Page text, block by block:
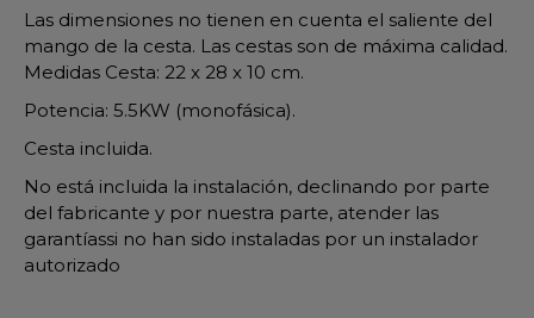
Las dimensiones no tienen en cuenta el saliente del
mango de la cesta. Las cestas son de máxima calidad.
Medidas Cesta: 22 x 28 x 10 cm.
Potencia: 5.5KW (monofásica).
Cesta incluida.
No está incluida la instalación, declinando por parte
del fabricante y por nuestra parte, atender las
garantíassi no han sido instaladas por un instalador
autorizado